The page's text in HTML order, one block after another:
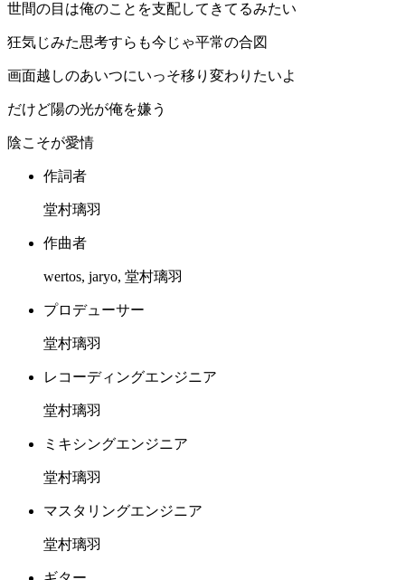
世間の目は俺のことを支配してきてるみたい
狂気じみた思考すらも今じゃ平常の合図
画面越しのあいつにいっそ移り変わりたいよ
だけど陽の光が俺を嫌う
陰こそが愛情
作詞者
堂村璃羽
作曲者
wertos, jaryo, 堂村璃羽
プロデューサー
堂村璃羽
レコーディングエンジニア
堂村璃羽
ミキシングエンジニア
堂村璃羽
マスタリングエンジニア
堂村璃羽